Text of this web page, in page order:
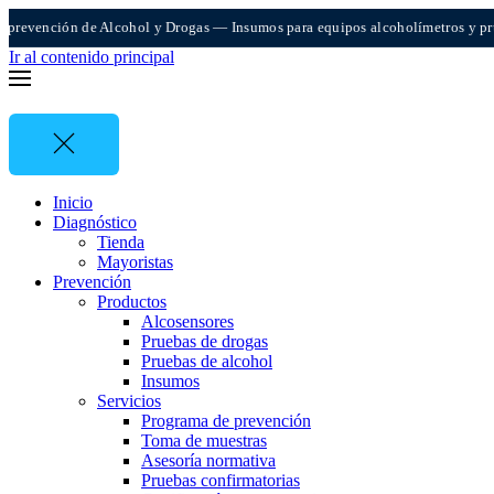
de Alcohol y Drogas — Insumos para equipos alcoholímetros y
Ir al contenido principal
Inicio
Diagnóstico
Tienda
Mayoristas
Prevención
Productos
Alcosensores
Pruebas de drogas
Pruebas de alcohol
Insumos
Servicios
Programa de prevención
Toma de muestras
Asesoría normativa
Pruebas confirmatorias